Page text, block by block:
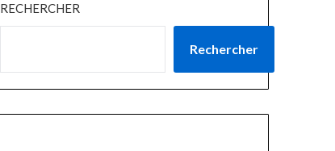
RECHERCHER
Rechercher